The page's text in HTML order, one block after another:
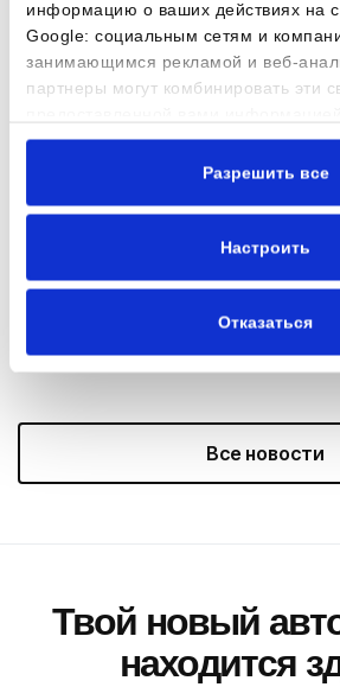
информацию о ваших действиях на
Google: социальным сетям и
занимающимся рекламой и веб-
партнеры могут комбинировать эти
которые они получили при
Разрешить все
Настроить
Отказаться
AUTOBRAVA Motors
представила новый
Raval
Все новости
Твой новый
находится